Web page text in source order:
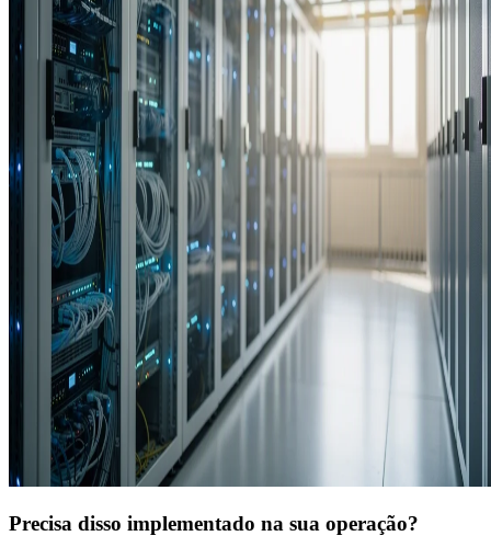
Precisa disso implementado na sua operação?